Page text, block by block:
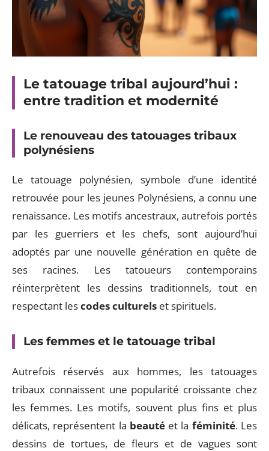
Le tatouage tribal aujourd’hui :
entre tradition et modernité
Le renouveau des tatouages tribaux
polynésiens
Le tatouage polynésien, symbole d’une identité
retrouvée pour les jeunes Polynésiens, a connu une
renaissance. Les motifs ancestraux, autrefois portés
par les guerriers et les chefs, sont aujourd’hui
adoptés par une nouvelle génération en quête de
ses racines. Les tatoueurs contemporains
réinterprètent les dessins traditionnels, tout en
respectant lescodes culturels et spirituels.
Les femmes et le tatouage tribal
Autrefois réservés aux hommes, les tatouages
tribaux connaissent une popularité croissante chez
les femmes. Les motifs, souvent plus fins et plus
délicats, représentent la beautéet la féminité. Les
dessins de tortues, de fleurs et de vagues sont